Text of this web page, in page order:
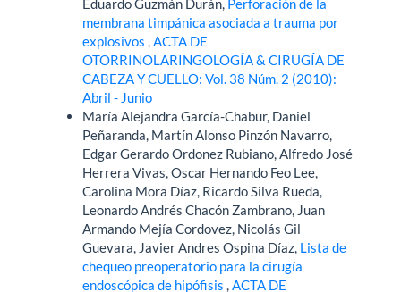
membrana timpánica asociada a trauma por
explosivos
ACTA DE
OTORRINOLARINGOLOGÍA & CIRUGÍA DE
CABEZA Y CUELLO: Vol. 38 Núm. 2 (2010):
Abril - Junio
María Alejandra García-Chabur, Daniel
Peñaranda, Martín Alonso Pinzón Navarro,
Edgar Gerardo Ordonez Rubiano, Alfredo José
Herrera Vivas, Oscar Hernando Feo Lee,
Carolina Mora Díaz, Ricardo Silva Rueda,
Leonardo Andrés Chacón Zambrano, Juan
Armando Mejía Cordovez, Nicolás Gil
Guevara, Javier Andres Ospina Díaz, Lista de
chequeo preoperatorio para la cirugía
endoscópica de hipófisis
ACTA DE